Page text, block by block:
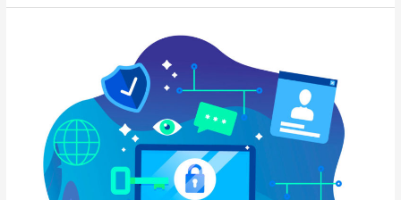
Como
escolher
melhor?